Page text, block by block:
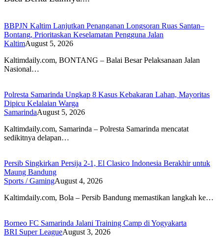
BBPJN Kaltim Lanjutkan Penanganan Longsoran Ruas Santan–
Bontang, Prioritaskan Keselamatan Pengguna Jalan
KaltimAugust 5, 2026
Kaltimdaily.com, BONTANG – Balai Besar Pelaksanaan Jalan
Nasional…
Polresta Samarinda Ungkap 8 Kasus Kebakaran Lahan, Mayoritas
Dipicu Kelalaian Warga
SamarindaAugust 5, 2026
Kaltimdaily.com, Samarinda – Polresta Samarinda mencatat
sedikitnya delapan…
Persib Singkirkan Persija 2-1, El Clasico Indonesia Berakhir untuk
Maung Bandung
Sports / GamingAugust 4, 2026
Kaltimdaily.com, Bola – Persib Bandung memastikan langkah ke…
Borneo FC Samarinda Jalani Training Camp di Yogyakarta
BRI Super LeagueAugust 3, 2026